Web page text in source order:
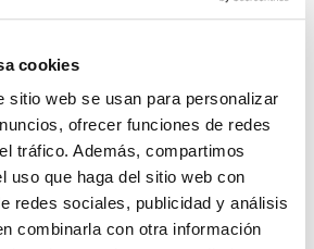
cookies
sitio web se usan para personalizar
ofrecer funciones de redes
tráfico. Además, compartimos
uso que haga del sitio web con
redes sociales, publicidad y análisis
combinarla con otra información
máxima calidad en el servicio al
Creand Wealth Management ya
de más de 20 personas en su
donde la entidad se ha
últimos años como una de las